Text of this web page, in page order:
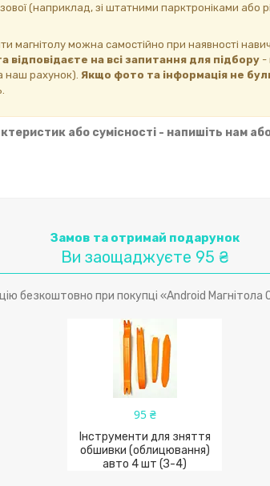
(наприклад, зі штатними парктроніками або
магнітолу можна самостійно при наявності
відповідаєте на всі запитання для підбору -
наш рахунок). Якщо фото та інформація не
або сумісності - напишіть нам
Замов та отримай подарунок
Ви заощаджуєте 95 ₴
безкоштовно при покупці «Android Магнітола
95 ₴
Інструменти для зняття
обшивки (облицювання)
авто 4 шт (З-4)